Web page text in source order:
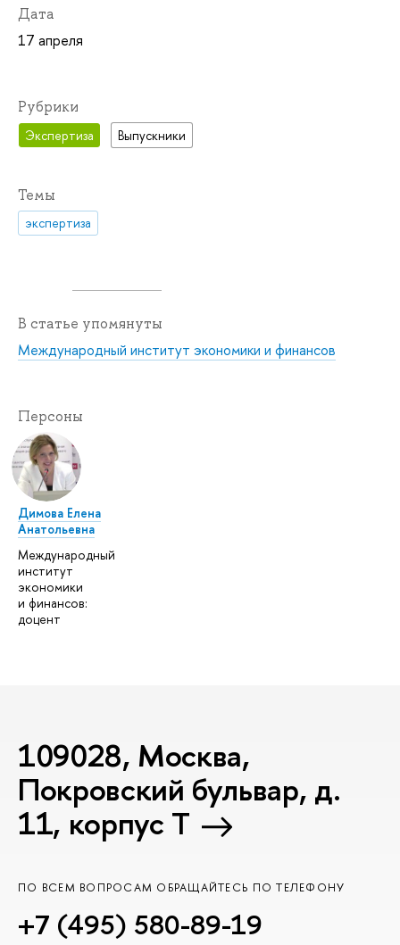
Дата
17 апреля
Рубрики
Экспертиза Выпускники
Темы
экспертиза
В статье упомянуты
Международный институт экономики и финансов
Персоны
Димова Елена
Анатольевна
Международный
институт
экономики
и финансов:
доцент
109028, Москва,
Покровский бульвар, д.
11, корпус T
ПО ВСЕМ ВОПРОСАМ ОБРАЩАЙТЕСЬ ПО ТЕЛЕФОНУ
+7 (495) 580-89-19